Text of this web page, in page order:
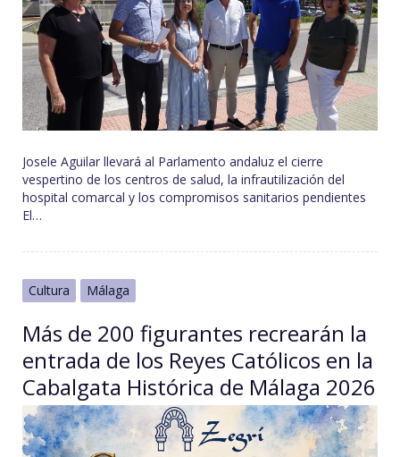
Josele Aguilar llevará al Parlamento andaluz el cierre
vespertino de los centros de salud, la infrautilización del
hospital comarcal y los compromisos sanitarios pendientes
El…
Cultura Málaga
Más de 200 figurantes recrearán la
entrada de los Reyes Católicos en la
Cabalgata Histórica de Málaga 2026